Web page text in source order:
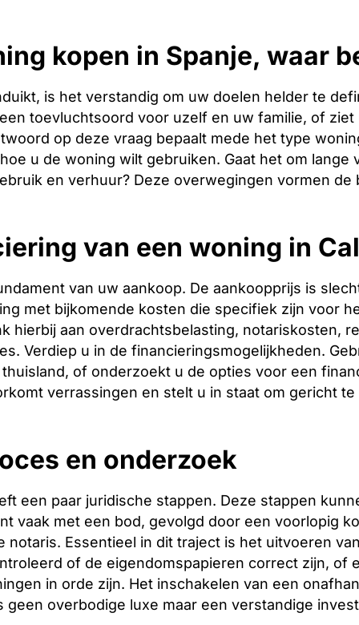
kopen in Spanje, waar
is het verstandig om uw doelen helder te
toevluchtsoord voor uzelf en uw familie, of
op deze vraag bepaalt mede het type
u de woning wilt gebruiken. Gaat het om lange
en verhuur? Deze overwegingen vormen
van een woning in
van uw aankoop. De aankoopprijs is
met bijkomende kosten die specifiek zijn voor
hierbij aan overdrachtsbelasting, notariskosten,
Verdiep u in de financieringsmogelijkheden.
of onderzoekt u de opties voor een
verrassingen en stelt u in staat om gericht te
en onderzoek
een paar juridische stappen. Deze stappen
vaak met een bod, gevolgd door een voorlopig
Essentieel in dit traject is het uitvoeren
of de eigendomspapieren correct zijn, of
in orde zijn. Het inschakelen van een
geen overbodige luxe maar een verstandige